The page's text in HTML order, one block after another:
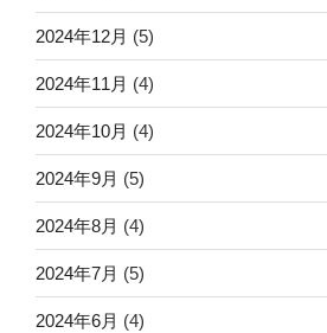
2024年12月 (5)
2024年11月 (4)
2024年10月 (4)
2024年9月 (5)
2024年8月 (4)
2024年7月 (5)
2024年6月 (4)